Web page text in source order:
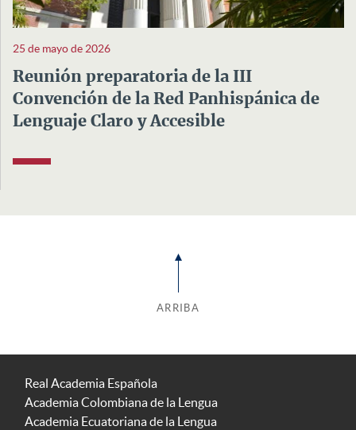
25 de mayo de 2026
Reunión preparatoria de la III
Convención de la Red Panhispánica de
Lenguaje Claro y Accesible
ARRIBA
Real Academia Española
Academia Colombiana de la Lengua
Academia Ecuatoriana de la Lengua